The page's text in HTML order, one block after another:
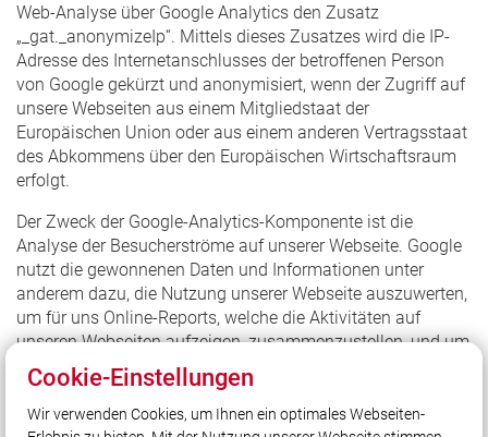
Web-Analyse über Google Analytics den Zusatz
„_gat._anonymizeIp“. Mittels dieses Zusatzes wird die IP-
Adresse des Internetanschlusses der betroffenen Person
von Google gekürzt und anonymisiert, wenn der Zugriff auf
unsere Webseiten aus einem Mitgliedstaat der
Europäischen Union oder aus einem anderen Vertragsstaat
des Abkommens über den Europäischen Wirtschaftsraum
erfolgt.
Der Zweck der Google-Analytics-Komponente ist die
Analyse der Besucherströme auf unserer Webseite. Google
nutzt die gewonnenen Daten und Informationen unter
anderem dazu, die Nutzung unserer Webseite auszuwerten,
um für uns Online-Reports, welche die Aktivitäten auf
unseren Webseiten aufzeigen, zusammenzustellen, und um
weitere mit der Nutzung unserer Webseite in Verbindung
stehende Dienstleistungen zu erbringen.
Google Analytics setzt ein Cookie auf dem
Cookie-Einstellungen
Wir verwenden Cookies, um Ihnen ein optimales Webseiten-